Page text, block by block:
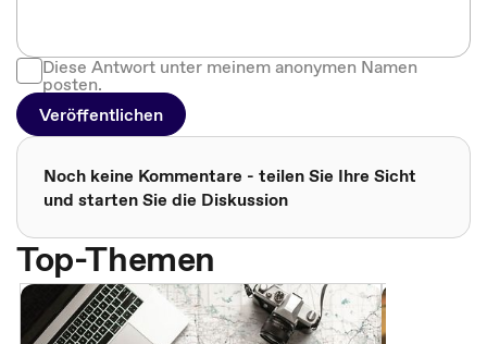
Diese Antwort unter meinem anonymen Namen
posten.
Veröffentlichen
Noch keine Kommentare - teilen Sie Ihre Sicht
und starten Sie die Diskussion
Top-Themen